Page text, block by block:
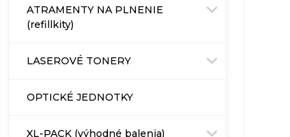
ATRAMENTY NA PLNENIE
(refillkity)
LASEROVÉ TONERY
OPTICKÉ JEDNOTKY
XL-PACK (výhodné balenia)